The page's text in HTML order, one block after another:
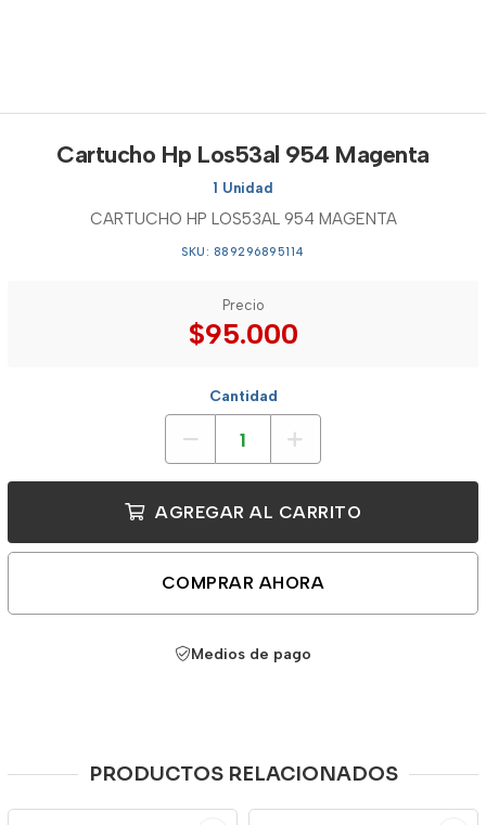
Cartucho Hp Los53al 954 Magenta
1 Unidad
CARTUCHO HP LOS53AL 954 MAGENTA
SKU: 889296895114
Precio
$95.000
Cantidad
AGREGAR AL CARRITO
COMPRAR AHORA
Medios de pago
PRODUCTOS RELACIONADOS